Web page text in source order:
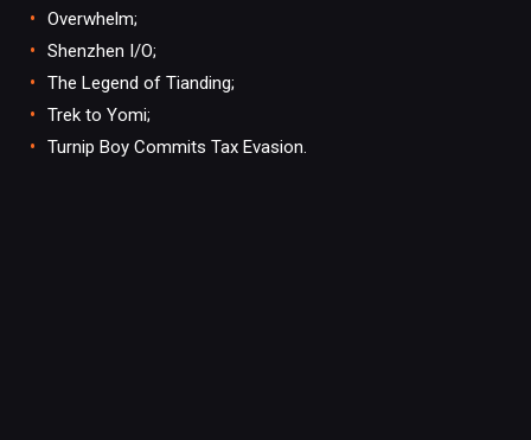
Overwhelm;
Shenzhen I/O;
The Legend of Tianding;
Trek to Yomi;
Turnip Boy Commits Tax Evasion.